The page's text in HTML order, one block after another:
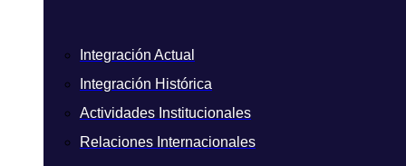
Integración Actual
Integración Histórica
Actividades Institucionales
Relaciones Internacionales